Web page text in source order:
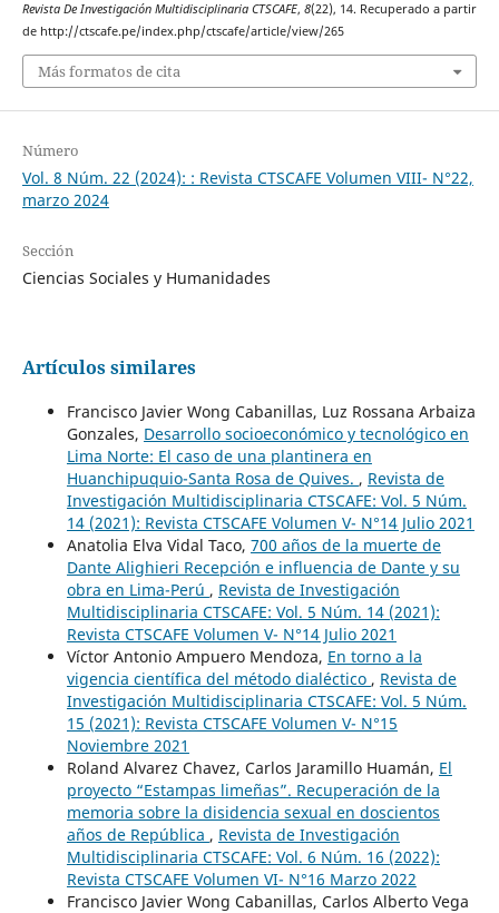
Revista De Investigación Multidisciplinaria CTSCAFE, 8(22), 14. Recuperado a partir
de http://ctscafe.pe/index.php/ctscafe/article/view/265
Más formatos de cita
Número
Vol. 8 Núm. 22 (2024): : Revista CTSCAFE Volumen VIII- N°22,
marzo 2024
Sección
Ciencias Sociales y Humanidades
Artículos similares
Francisco Javier Wong Cabanillas, Luz Rossana Arbaiza
Gonzales, Desarrollo socioeconómico y tecnológico en
Lima Norte: El caso de una plantinera en
Huanchipuquio-Santa Rosa de Quives. , Revista de
Investigación Multidisciplinaria CTSCAFE: Vol. 5 Núm.
14 (2021): Revista CTSCAFE Volumen V- N°14 Julio 2021
Anatolia Elva Vidal Taco, 700 años de la muerte de
Dante Alighieri Recepción e influencia de Dante y su
obra en Lima-Perú , Revista de Investigación
Multidisciplinaria CTSCAFE: Vol. 5 Núm. 14 (2021):
Revista CTSCAFE Volumen V- N°14 Julio 2021
Víctor Antonio Ampuero Mendoza, En torno a la
vigencia científica del método dialéctico , Revista de
Investigación Multidisciplinaria CTSCAFE: Vol. 5 Núm.
15 (2021): Revista CTSCAFE Volumen V- N°15
Noviembre 2021
Roland Alvarez Chavez, Carlos Jaramillo Huamán, El
proyecto “Estampas limeñas”. Recuperación de la
memoria sobre la disidencia sexual en doscientos
años de República , Revista de Investigación
Multidisciplinaria CTSCAFE: Vol. 6 Núm. 16 (2022):
Revista CTSCAFE Volumen VI- N°16 Marzo 2022
Francisco Javier Wong Cabanillas, Carlos Alberto Vega